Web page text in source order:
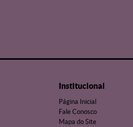
Institucional
Página Inicial
Fale Conosco
Mapa do Site